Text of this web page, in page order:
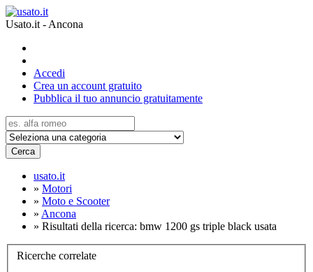
Usato.it - Ancona
Accedi
Crea un account gratuito
Pubblica il tuo annuncio gratuitamente
Cerca
usato.it
» Motori
» Moto e Scooter
» Ancona
» Risultati della ricerca: bmw 1200 gs triple black usata
Ricerche correlate